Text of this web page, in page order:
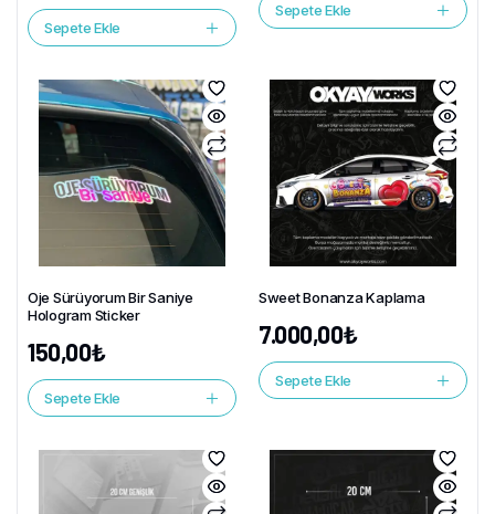
Sepete Ekle
Sepete Ekle
Oje Sürüyorum Bir Saniye
Hologram Sticker
150,00₺
Sepete Ekle
Sweet Bonanza Kaplama
7.000,00₺
Sepete Ekle